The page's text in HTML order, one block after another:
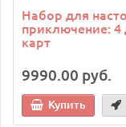
Набор для
приключение:
карт
9990.00 руб.
Купить